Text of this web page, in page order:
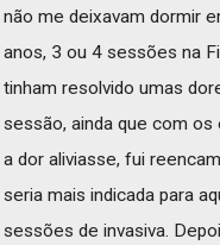
não me deixavam dormir
anos, 3 ou 4 sessões na
tinham resolvido umas
sessão, ainda que com
a dor aliviasse, fui
seria mais indicada para
sessões de invasiva.